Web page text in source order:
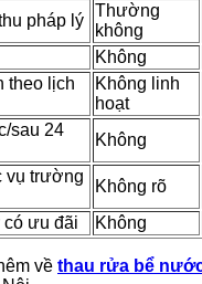
pháp lý
Thường
không
Không
theo lịch
Không linh
hoạt
sau 24
Không
vụ trường
Không rõ
có ưu đãi
Không
về thau rửa bể